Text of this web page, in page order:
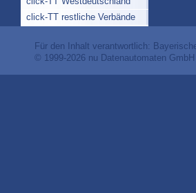
click-TT restliche Verbände
Für den Inhalt verantwortlich:
© 1999-2026 nu Datenautomaten